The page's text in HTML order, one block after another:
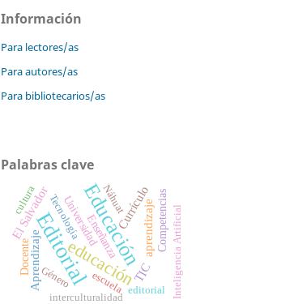
Información
Para lectores/as
Para autores/as
Para bibliotecarios/as
Palabras clave
EditorialEducación
educaciónTIC
Aprendizaje
El Salvador Currículoaprendizaje
Enseñanza
Universidad Competencias
Docente Inteligencia Artificial
escuela
interculturalidad
editorial
Género
Tecnología Náhuat
cultura